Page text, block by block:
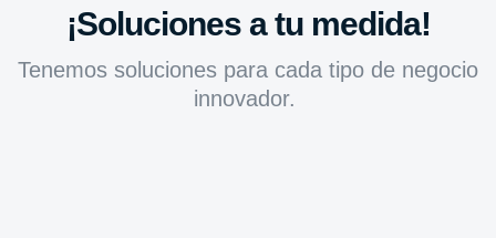
¡Soluciones a tu medida!
Tenemos soluciones para cada tipo de negocio
innovador.